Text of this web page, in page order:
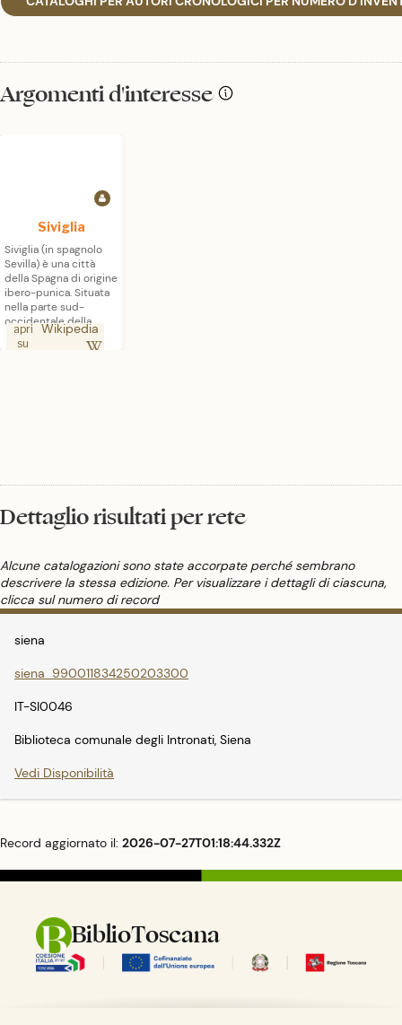
Argomenti d'interesse
Siviglia
Siviglia (in spagnolo
Sevilla) è una città
della Spagna di origine
ibero-punica. Situata
nella parte sud-
occidentale della
penisola iberica,
nell'Andalusia di cui è
centro artistico,
culturale, finanziario,
meridionale, è una
città di notevole
interesse turistico,
grazie ai numerosi
giardini e alla fervente
particolare la Giralda,
la Cattedrale, l'Alcázar
sono stati dichiarati
dell'umanità
apri
su
Wikipedia
Dettaglio risultati per rete
Alcune catalogazioni sono state accorpate perché sembrano
descrivere la stessa edizione. Per visualizzare i dettagli di ciascuna,
clicca sul numero di record
siena
siena_990011834250203300
IT-SI0046
Biblioteca comunale degli Intronati, Siena
Vedi Disponibilità
Record aggiornato il: 2026-07-27T01:18:44.332Z
BiblioToscana